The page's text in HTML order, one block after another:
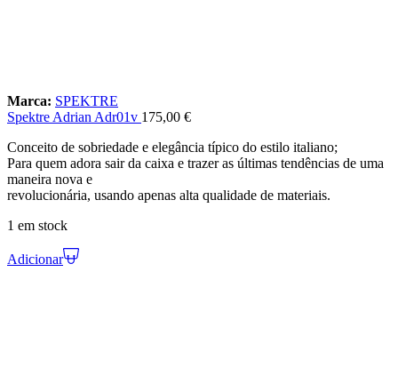
Marca: SPEKTRE
Spektre Adrian Adr01v 175,00 €
Conceito de sobriedade e elegância típico do estilo italiano;
Para quem adora sair da caixa e trazer as últimas tendências de uma
maneira nova e
revolucionária, usando apenas alta qualidade de materiais.
1 em stock
Adicionar